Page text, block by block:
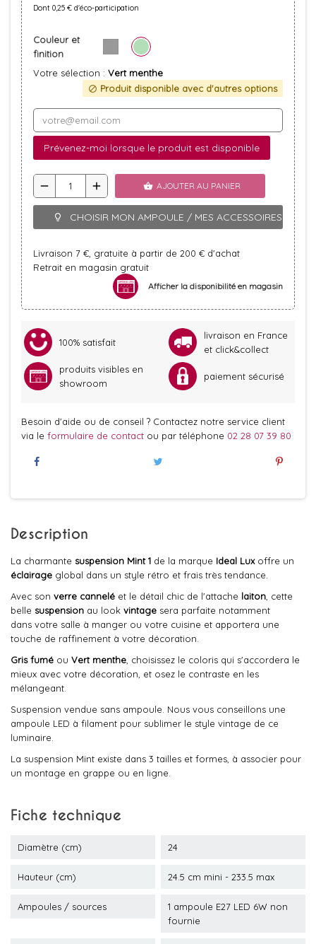
Dont 0,25 € d'éco-participation
Couleur et
finition
Votre sélection : Vert menthe
block Produit disponible avec d'autres options
Prévenez-moi lorsque le produit est disponible
remove add shopping_basket AJOUTER AU PANIER
lightbulb_outline CHOISIR MON AMPOULE / MES ACCESSOIRES
Livraison 7 €, gratuite à partir de 200 € d'achat
Retrait en magasin gratuit
Afficher la disponibilité en magasin
100% satisfait
livraison en France
et click&collect
produits visibles en
showroom
paiement sécurisé
Besoin d'aide ou de conseil ? Contactez notre service client
via le formulaire de contact ou par téléphone 02 28 07 39 80
Description
La charmante suspension Mint1 de la marque Ideal Luxoffre un
éclairage global dans un style rétro et frais très tendance.
Avec son verre cannelé et le détail chic de l'attache laiton , cette
belle suspension au look vintage sera parfaite notamment
dans votre salle à manger ou votre cuisine et apportera une
touche de raffinement à votre décoration.
Gris fumé ou Vert menthe , choisissez le coloris qui s'accordera le
mieux avec votre décoration, et osez le contraste en les
mélangeant.
Suspension vendue sans ampoule. Nous vous conseillons une
ampoule LED à filament pour sublimer le style vintage de ce
luminaire.
La suspension Mint existe dans 3 tailles et formes, à associer pour
un montage en grappe ou en ligne.
Fiche technique
Diamètre (cm) 24
Hauteur (cm) 24.5 cm mini - 233.5 max
Ampoules / sources
1 ampoule E27 LED 6W non
fournie